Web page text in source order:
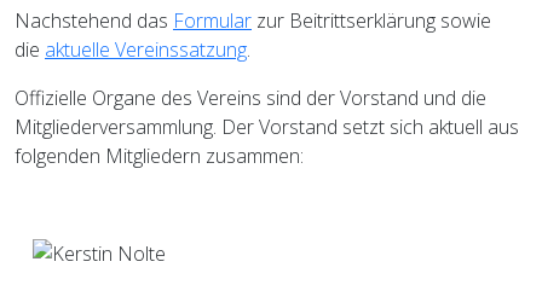
Nachstehend das Formular zur Beitrittserklärung sowie
die aktuelle Vereinssatzung.
Offizielle Organe des Vereins sind der Vorstand und die
Mitgliederversammlung. Der Vorstand setzt sich aktuell aus
folgenden Mitgliedern zusammen: